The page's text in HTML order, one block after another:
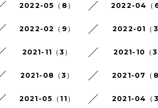
2022-05（8） 2022-04（6
2022-02（9） 2022-01（3
2021-11（3） 2021-10（3
2021-08（3） 2021-07（8
2021-05（11） 2021-04（3